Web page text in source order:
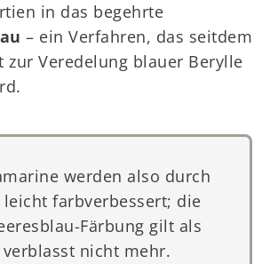
in das begehrte
– ein Verfahren, das seitdem
zur Veredelung blauer Berylle
werden also durch
leicht farbverbessert; die
Färbung gilt als
nicht mehr.